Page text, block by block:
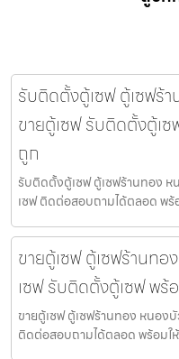
รับติดตั้งตู้เซฟ ตู้เซฟร้
ขายตู้เซฟ รับติดตั้งตู้เ
ถูก
รับติดตั้งตู้เซฟ ตู้เซฟร้านทอง
เซฟ ติดต่อสอบถามได้ตลอด พร้
ขายตู้เซฟ ตู้เซฟร้านท
เซฟ รับติดตั้งตู้เซฟ พ
ขายตู้เซฟ ตู้เซฟร้านทอง หนอง
ติดต่อสอบถามได้ตลอด พร้อมใ